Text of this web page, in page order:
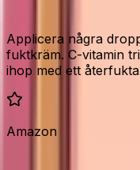
Applicera några
fuktkräm. C-vitamin
ihop med ett
Amazon